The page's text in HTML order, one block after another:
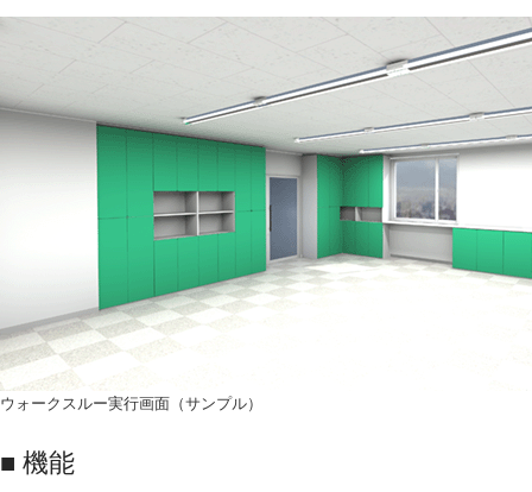
ウォークスルー実行画面（サンプル）
■ 機能